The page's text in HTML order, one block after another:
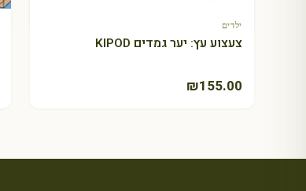
מחירים:
ילדים
צעצוע עץ: יער גמדים KIPOD
₪155.00